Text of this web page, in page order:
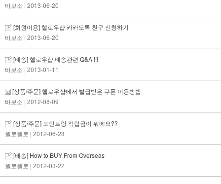
바보소 | 2013-06-20
[회원이용] 헬로우샵 카카오톡 친구 신청하기
바보소 | 2013-06-20
[배송] 헬로우샵 배송관련 Q&A !!!
바보소 | 2013-01-11
[상품/주문] 헬로우샵에서 발급받은 쿠폰 이용방법
바보소 | 2012-08-09
[상품/주문] 포인트랑 적립금이 뭐에요??
헬로헬로 | 2012-06-28
[배송] How to BUY From Overseas
헬로헬로 | 2012-03-22